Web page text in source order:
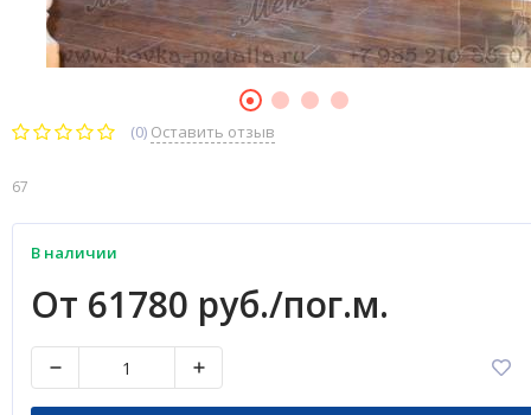
(0) Оставить отзыв
67
В наличии
От 61780 руб./пог.м.